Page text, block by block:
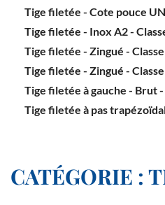
Tige filetée - Cote pouce
Tige filetée - Inox A2 -
Tige filetée - Zingué -
Tige filetée - Zingué -
Tige filetée à gauche - Brut -
Tige filetée à pas
CATÉGORIE :